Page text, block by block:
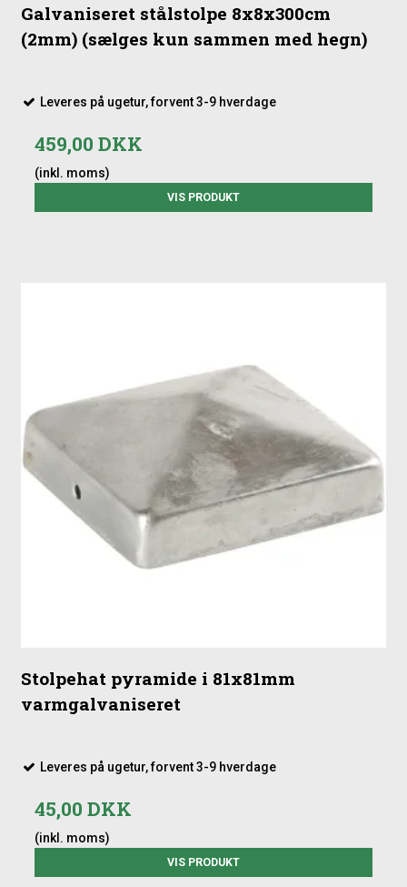
Galvaniseret stålstolpe 8x8x300cm
(2mm) (sælges kun sammen med hegn)
Leveres på ugetur, forvent 3-9 hverdage
459,00 DKK
(inkl. moms)
VIS PRODUKT
Stolpehat pyramide i 81x81mm
varmgalvaniseret
Leveres på ugetur, forvent 3-9 hverdage
45,00 DKK
(inkl. moms)
VIS PRODUKT